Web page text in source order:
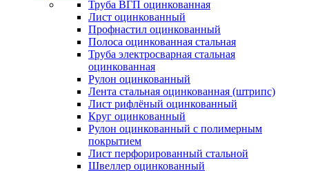
Труба ВГП оцинкованная
Лист оцинкованный
Профнастил оцинкованный
Полоса оцинкованная стальная
Труба электросварная стальная
оцинкованная
Рулон оцинкованный
Лента стальная оцинкованная (штрипс)
Лист рифлёный оцинкованный
Круг оцинкованный
Рулон оцинкованный с полимерным
покрытием
Лист перфорированный стальной
Швеллер оцинкованный